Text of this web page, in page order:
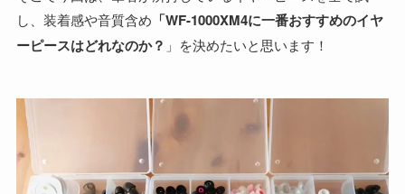
し、装着感や音質含め 「WF-1000XM4に一番おすすめのイヤ
ーピースはどれなのか？ 」を決めたいと思います！